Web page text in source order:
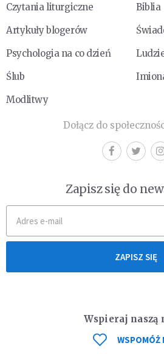
Czytania liturgiczne
Biblia
Artykuły blogerów
Psychologia na co dzień
Ślub
Modlitwy
Dołącz do
Zapisz się do
ZAPISZ SIĘ
Wspieraj naszą
WSPOMÓŻ